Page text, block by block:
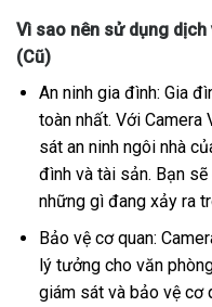
Vì sao nên sử dụng dịch
(Cũ)
An ninh gia đình: Gia
toàn nhất. Với
sát an ninh ngôi nhà
đình và tài sản. Bạn
những gì đang xảy ra
Bảo vệ cơ quan:
lý tưởng cho văn
giám sát và bảo vệ cơ